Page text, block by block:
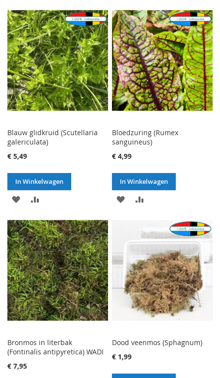
AAN
VERLANGLIJST
TE
VERGELIJKEN
AAN
VERLANGLIJST
TE
VERGELIJKEN
Blauw glidkruid (Scutellaria
galericulata)
€ 5,49
In Winkelwagen
VOEG
AAN
VERLANGLIJST
TE
VERGELIJKEN
Bloedzuring (Rumex
sanguineus)
€ 4,99
In Winkelwagen
VOEG
VERLANGLIJST
TE
VERGELIJKEN
Bronmos in literbak
(Fontinalis antipyretica) WADI
€ 7,95
Dood veenmos (Sphagnum)
€ 1,99